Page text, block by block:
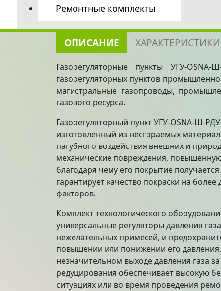
газа
Газорегуляторные
установки
наличии
Газорегуляторные
установки
в
блочном
исполнении
со
счетчиком
газа
Универсальные
установки учета
расхода газа
рамного типа
Краны
шаровые
Клапана
термозапорные
Изолирующие
соединения
котельные
Ремонтные комплекты
ОПИСАНИЕ ХАРАКТЕРИСТИКИ
Газорегуляторные пункты УГУ-
газорегуляторных пунктов
магистральные газопроводы,
газового ресурса.
Газорегуляторный пункт УГУ-OSNA-Ш-
изготовленный из несгораемых
пагубного воздействия внешних и
механические повреждения,
благодаря чему его покрытие
гарантирует качество покраски на
факторов.
Комплект технологического
универсальные регуляторы давления
нежелательных примесей, и
повышении или понижении его
незначительном выходе давления газа
редуцирования обеспечивает высокую
ситуациях или во время проведения